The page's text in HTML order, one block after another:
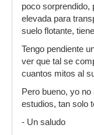
poco sorprendido,
elevada para
suelo flotante,
Tengo pendiente
ver que tal se
cuantos mitos al
Pero bueno, yo
estudios, tan solo
- Un saludo